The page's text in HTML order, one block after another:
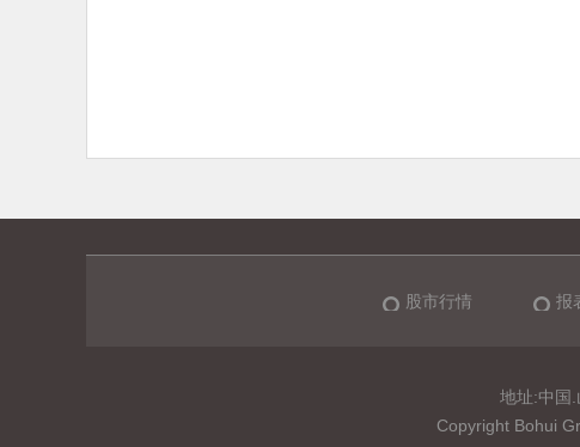
股市行情 报
地址:中国
Copyright Bohui